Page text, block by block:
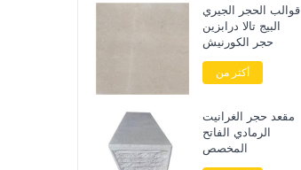
قوالب الحجر الجيري
البيج تالا درابزين
حجر الكورنيش
أكثر من
مقعد حجر الغرانيت
الرمادي الفاتح
المخصص